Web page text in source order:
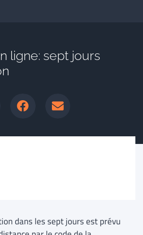
ligne: sept jours
dans les sept jours est prévu